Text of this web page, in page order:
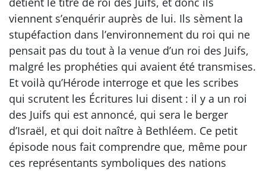
viennent s’enquérir auprès de lui. Ils sèment la
stupéfaction dans l’environnement du roi qui ne
pensait pas du tout à la venue d’un roi des Juifs,
malgré les prophéties qui avaient été transmises.
Et voilà qu’Hérode interroge et que les scribes
qui scrutent les Écritures lui disent : il y a un roi
des Juifs qui est annoncé, qui sera le berger
d’Israël, et qui doit naître à Bethléem. Ce petit
épisode nous fait comprendre que, même pour
ces représentants symboliques des nations